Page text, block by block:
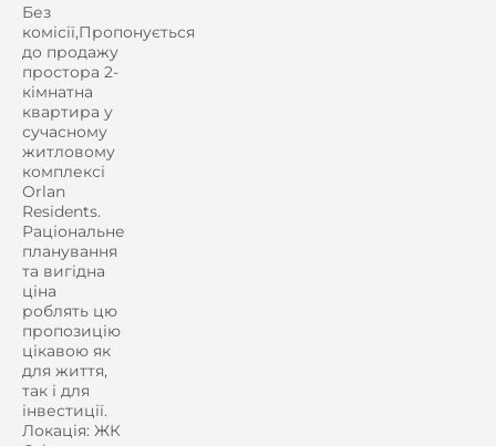
Без
комісії,Пропонується
до продажу
простора 2-
кімнатна
квартира у
сучасному
житловому
комплексі
Orlan
Residents.
Раціональне
планування
та вигідна
ціна
роблять цю
пропозицію
цікавою як
для життя,
так і для
інвестиції.
Локація: ЖК